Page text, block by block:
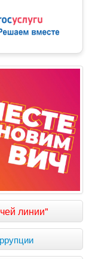
линии"